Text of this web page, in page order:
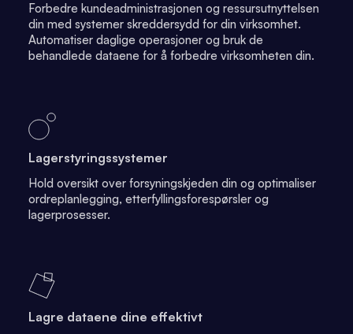
Forbedre kundeadministrasjonen og ressursutnyttelsen
din med systemer skreddersydd for din virksomhet.
Automatiser daglige operasjoner og bruk de
behandlede dataene for å forbedre virksomheten din.
Lagerstyringssystemer
Hold oversikt over forsyningskjeden din og optimaliser
ordreplanlegging, etterfyllingsforespørsler og
lagerprosesser.
Lagre dataene dine effektivt